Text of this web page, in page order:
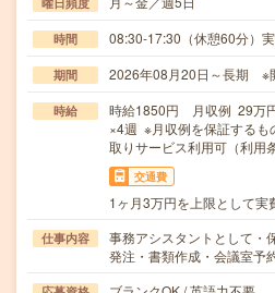
時間 08:30-17:30（休憩60分）
期間 2026年08月20日～長期 ※
時給
時給1850円 月収例 29万
×4週 ※月収例を保証するも
取りサービス利用可（利用
交通費
1ヶ月3万円を上限として実
仕事内容
事務アシスタントとして・
発注・書類作成・会議室